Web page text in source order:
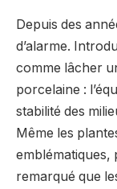
Depuis des
d’alarme.
comme lâcher
porcelaine :
stabilité des
Même les
emblématiques,
remarqué que